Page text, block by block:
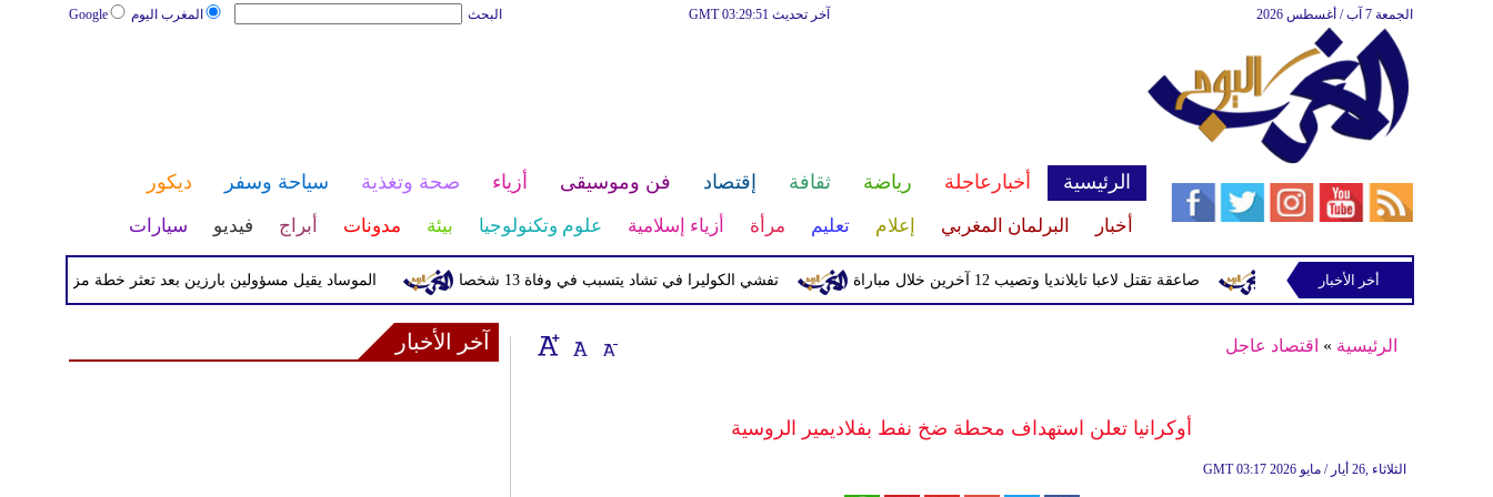
المغرب اليوم Google البحث آخر تحديث GMT 03:29:51 الجمعة 7 آب / أغسطس 2026
الرئيسية أخبارعاجلة رياضة ثقافة إقتصاد فن وموسيقى أزياء صحة وتغذية سياحة وسفر ديكور
أخبار البرلمان المغربي إعلام تعليم مرأة أزياء إسلامية علوم وتكنولوجيا بيئة مدونات أبراج فيديو سيارات
الموساد يقيل مسؤولين بارزين بعد تعثر خطة مزعومة لتغيير تفشي الكوليرا في تشاد يتسبب في وفاة 13 شخصا صاعقة تقتل لاعبا تايلانديا وتصيب 12 آخرين خلال مباراة أخر الأخبار
الرئيسية » اقتصاد عاجل
أوكرانيا تعلن استهداف محطة ضخ نفط بفلاديمير الروسية
GMT 03:17 2026 الثلاثاء ,26 أيار / مايو
آخر الأخبار